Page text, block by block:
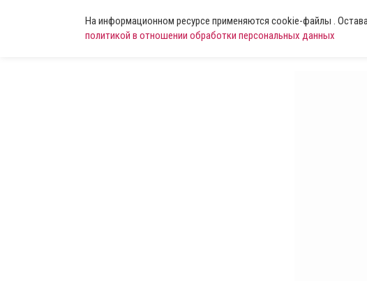
На информационном ресурсе применяются cookie-файлы .
политикой в отношении обработки персональных данных